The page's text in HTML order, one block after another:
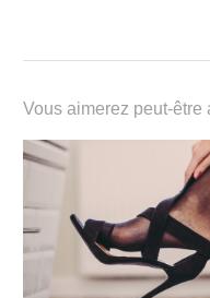
Vous aimerez peut-être